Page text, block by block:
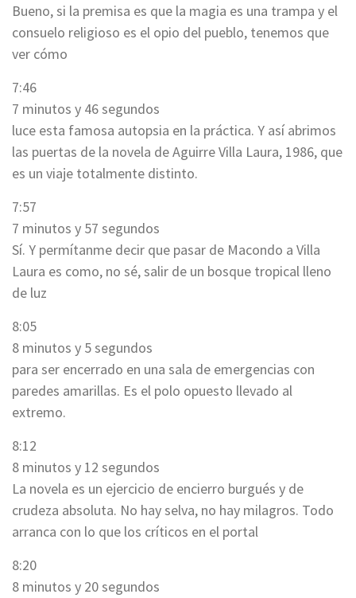
Bueno, si la premisa es que la magia es una trampa y el
consuelo religioso es el opio del pueblo, tenemos que
ver cómo
7:46
7 minutos y 46 segundos
luce esta famosa autopsia en la práctica. Y así abrimos
las puertas de la novela de Aguirre Villa Laura, 1986, que
es un viaje totalmente distinto.
7:57
7 minutos y 57 segundos
Sí. Y permítanme decir que pasar de Macondo a Villa
Laura es como, no sé, salir de un bosque tropical lleno
de luz
8:05
8 minutos y 5 segundos
para ser encerrado en una sala de emergencias con
paredes amarillas. Es el polo opuesto llevado al
extremo.
8:12
8 minutos y 12 segundos
La novela es un ejercicio de encierro burgués y de
crudeza absoluta. No hay selva, no hay milagros. Todo
arranca con lo que los críticos en el portal
8:20
8 minutos y 20 segundos